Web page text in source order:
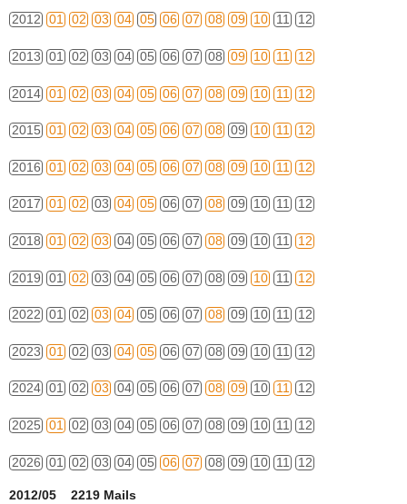
2012 01 02 03 04 05 06 07 08 09 10 11 12
2013 01 02 03 04 05 06 07 08 09 10 11 12
2014 01 02 03 04 05 06 07 08 09 10 11 12
2015 01 02 03 04 05 06 07 08 09 10 11 12
2016 01 02 03 04 05 06 07 08 09 10 11 12
2017 01 02 03 04 05 06 07 08 09 10 11 12
2018 01 02 03 04 05 06 07 08 09 10 11 12
2019 01 02 03 04 05 06 07 08 09 10 11 12
2022 01 02 03 04 05 06 07 08 09 10 11 12
2023 01 02 03 04 05 06 07 08 09 10 11 12
2024 01 02 03 04 05 06 07 08 09 10 11 12
2025 01 02 03 04 05 06 07 08 09 10 11 12
2026 01 02 03 04 05 06 07 08 09 10 11 12
2012/05 2219 Mails